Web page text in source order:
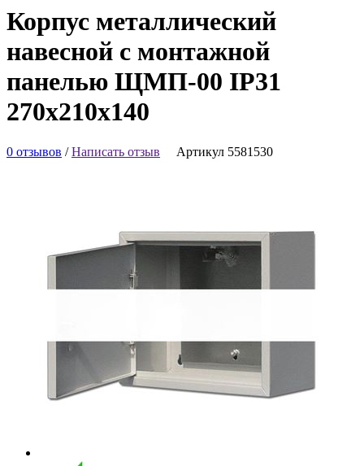
Корпус металлический
навесной с монтажной
панелью ЩМП-00 IP31
270х210х140
0 отзывов /Написать отзыв Артикул 5581530